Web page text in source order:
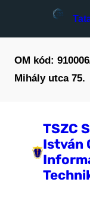
OM kód:
Mihály utca 75.
TSZC
István